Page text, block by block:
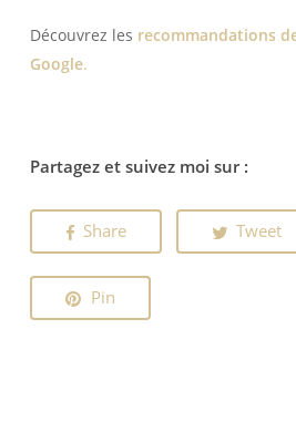
Découvrez les recommandations
Google.
Partagez et suivez moi sur :
Share Tweet
Pin